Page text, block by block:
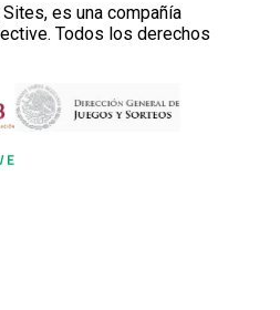
es una compañía
Todos los derechos